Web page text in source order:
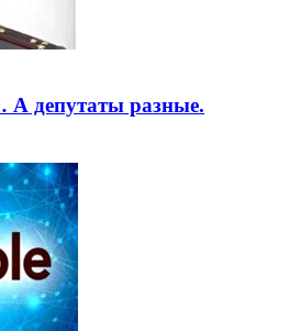
депутаты разные.